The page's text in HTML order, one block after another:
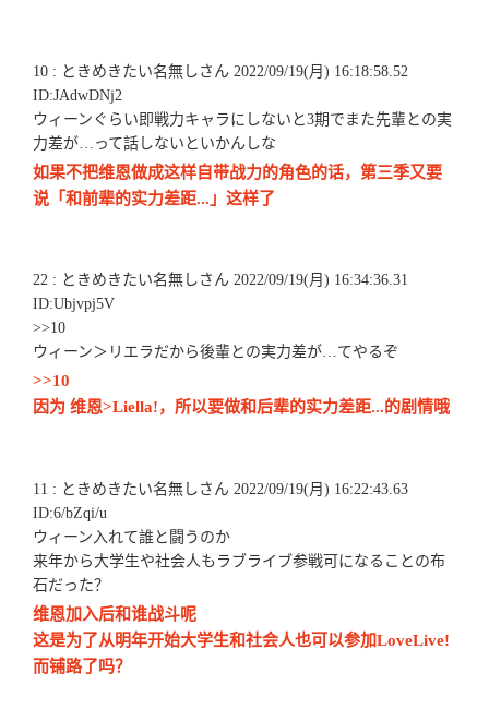
10 : ときめきたい名無しさん 2022/09/19(月) 16:18:58.52
ID:JAdwDNj2
ウィーンぐらい即戦力キャラにしないと3期でまた先輩との実
力差が…って話しないといかんしな
如果不把维恩做成这样自带战力的角色的话，第三季又要
说「和前辈的实力差距...」这样了
22 : ときめきたい名無しさん 2022/09/19(月) 16:34:36.31
ID:Ubjvpj5V
>>10
ウィーン＞リエラだから後輩との実力差が…てやるぞ
>>10
因为 维恩>Liella!，所以要做和后辈的实力差距...的剧情哦
11 : ときめきたい名無しさん 2022/09/19(月) 16:22:43.63
ID:6/bZqi/u
ウィーン入れて誰と闘うのか
来年から大学生や社会人もラブライブ参戦可になることの布
石だった？
维恩加入后和谁战斗呢
这是为了从明年开始大学生和社会人也可以参加LoveLive!
而铺路了吗？